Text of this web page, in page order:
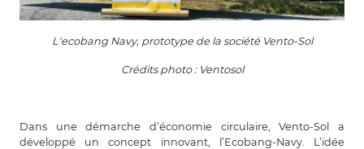
L'ecobang Navy, prototype de la société Vento-Sol
Crédits photo : Ventosol
Dans une démarche d’économie circulaire, Vento-Sol a
développé un concept innovant, l’Ecobang-Navy. L’idée